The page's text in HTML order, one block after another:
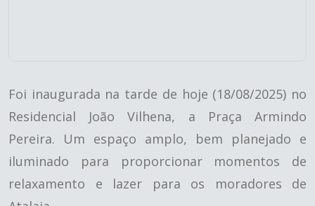
Foi inaugurada na tarde de hoje (18/08/2025) no
Residencial João Vilhena, a Praça Armindo
Pereira. Um espaço amplo, bem planejado e
iluminado para proporcionar momentos de
relaxamento e lazer para os moradores de